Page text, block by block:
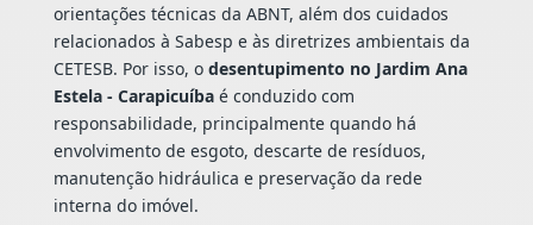
orientações técnicas da ABNT, além dos cuidados
relacionados à Sabesp e às diretrizes ambientais da
CETESB. Por isso, o desentupimento no Jardim Ana
Estela - Carapicuíbaé conduzido com
responsabilidade, principalmente quando há
envolvimento de esgoto, descarte de resíduos,
manutenção hidráulica e preservação da rede
interna do imóvel.